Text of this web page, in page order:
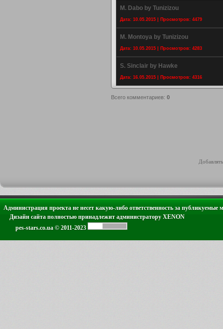
M. Dabo by Tunizizou
Дата: 10.05.2015 | Просмотров: 4479
M. Montoya by Tunizizou
Дата: 10.05.2015 | Просмотров: 4283
S. Sinclair by Hawke
Дата: 16.05.2015 | Просмотров: 4316
Всего комментариев: 0
Администрация проекта не несет какую-либо ответственность за публикуемые
Дизайн сайта полностью принадлежит администратору XENON
pes-stars.co.ua © 2011-2023